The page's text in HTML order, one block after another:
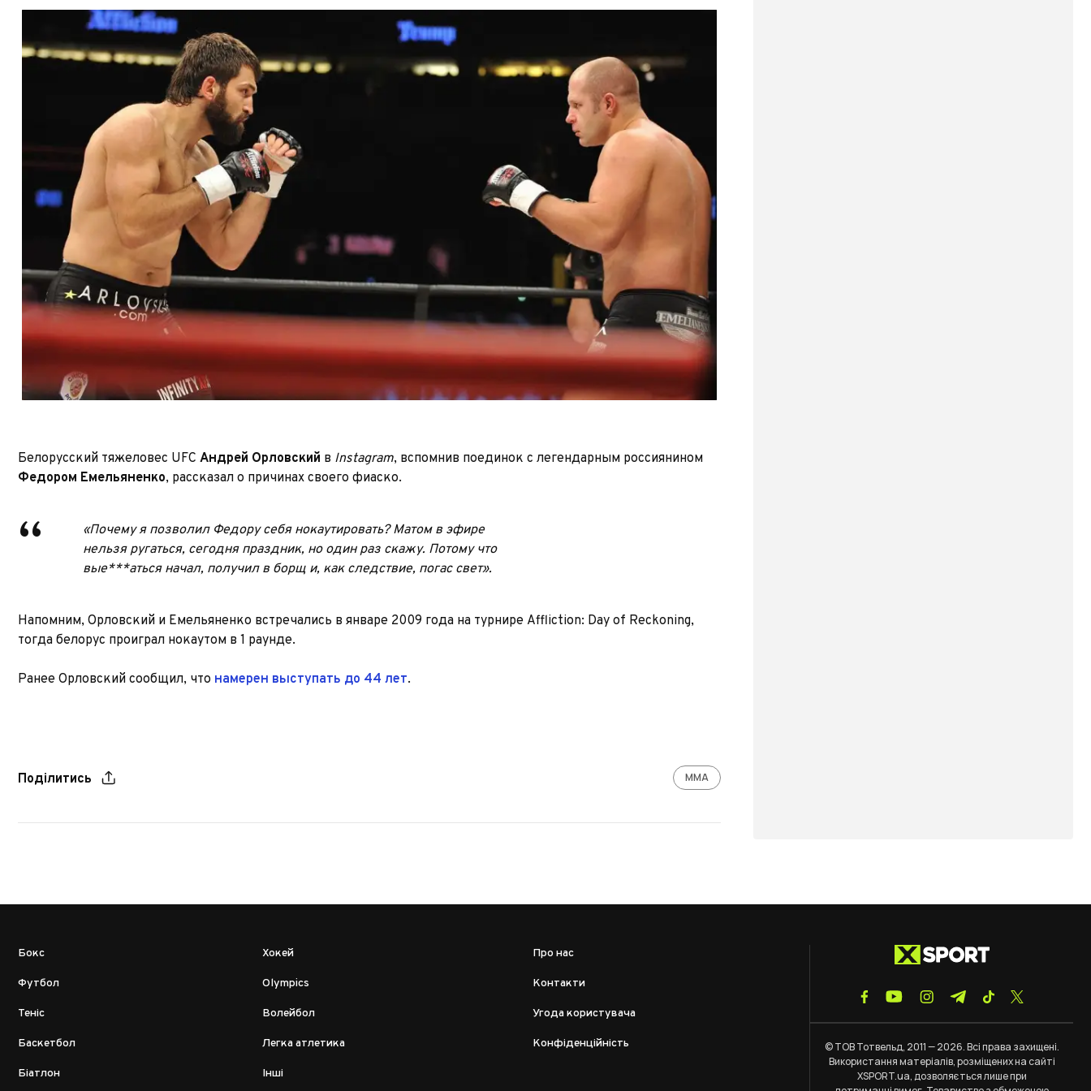
Белорусский тяжеловес UFC Андрей Орловский в Instagram, вспомнив поединок с легендарным россиянином
Федором Емельяненко, рассказал о причинах своего фиаско.
«Почему я позволил Федору себя нокаутировать? Матом в эфире
нельзя ругаться, сегодня праздник, но один раз скажу. Потому что
вые***аться начал, получил в борщ и, как следствие, погас свет».
Напомним, Орловский и Емельяненко встречались в январе 2009 года на турнире Affliction: Day of Reckoning,
тогда белорус проиграл нокаутом в 1 раунде.
Ранее Орловский сообщил, что намерен выступать до 44 лет.
Поділитись ММА
Бокс
Футбол
Теніс
Баскетбол
Біатлон
Хокей
Olympics
Волейбол
Легка атлетика
Інші
Про нас
Контакти
Угода користувача
Конфіденційність
© ТОВ Тотвельд, 2011 — 2026. Всі права захищені.
Використання матеріалів, розміщених на сайті
XSPORT.ua, дозволяється лише при